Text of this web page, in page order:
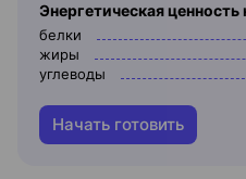
Энергетическая ценность
белки
жиры
углеводы
Начать готовить